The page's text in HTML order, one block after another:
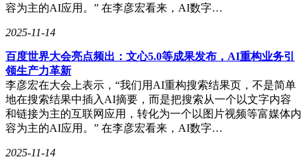
容为主的AI应用。” 在李彦宏看来，AI数字…
2025-11-14
百度世界大会亮点频出：文心5.0等成果发布，AI重构业务引
领生产力革新
李彦宏在大会上表示，“我们用AI重构搜索结果页，不是简单
地在搜索结果中插入AI摘要，而是把搜索从一个以文字内容
和链接为主的互联网应用，转化为一个以图片视频等富媒体内
容为主的AI应用。” 在李彦宏看来，AI数字…
2025-11-14